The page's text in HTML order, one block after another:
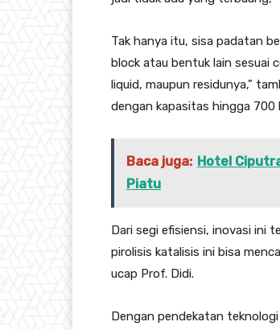
Tak hanya itu, sisa padatan
block atau bentuk lain sesuai
liquid, maupun residunya,”
dengan kapasitas hingga 700
Baca juga: Hotel
Piatu
Dari segi efisiensi, inovasi ini
pirolisis katalisis ini bisa
ucap Prof. Didi.
Dengan pendekatan